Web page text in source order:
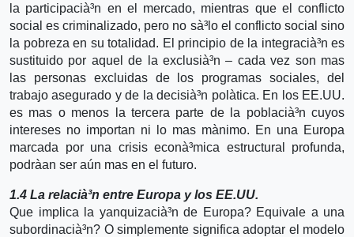
la participacià³n en el mercado, mientras que el conflicto
social es criminalizado, pero no sà³lo el conflicto social sino
la pobreza en su totalidad. El principio de la integracià³n es
sustituido por aquel de la exclusià³n – cada vez son mas
las personas excluidas de los programas sociales, del
trabajo asegurado y de la decisià³n polà­tica. En los EE.UU.
es mas o menos la tercera parte de la poblacià³n cuyos
intereses no importan ni lo mas mà­nimo. En una Europa
marcada por una crisis econà³mica estructural profunda,
podrà­an ser aún mas en el futuro.
1.4 La relacià³n entre Europa y los EE.UU.
Que implica la yanquizacià³n de Europa? Equivale a una
subordinacià³n? O simplemente significa adoptar el modelo